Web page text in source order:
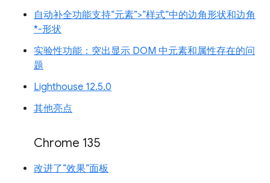
自动补全功能支持“元素”>“样式”中的边角形状和边角
*-形状
实验性功能：突出显示 DOM 中元素和属性存在的问
题
Lighthouse 12.5.0
其他亮点
Chrome 135
改进了“效果”面板